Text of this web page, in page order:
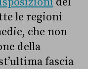
le regioni
che non
della
fascia